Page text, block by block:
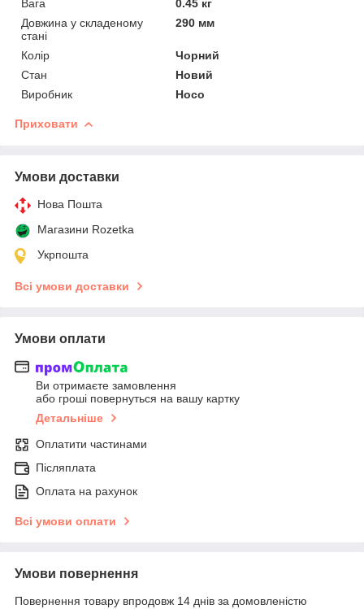
Вага
0.45 кг
Довжина у складеному
стані
290 мм
Колір
Чорний
Стан
Новий
Виробник
Hoco
Приховати
Умови доставки
Нова Пошта
Магазини Rozetka
Укрпошта
Всі умови доставки
Умови оплати
Ви отримаєте замовлення
або гроші повернуться на вашу картку
Детальніше
Оплатити частинами
Післяплата
Оплата на рахунок
Всі умови оплати
Умови повернення
Повернення товару впродовж 14 днів за домовленістю